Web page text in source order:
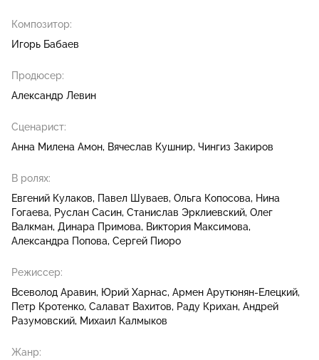
Композитор:
Игорь Бабаев
Продюсер:
Александр Левин
Сценарист:
Анна Милена Амон Вячеслав Кушнир Чингиз Закиров
В ролях:
Евгений Кулаков
Павел Шуваев Ольга Копосова Нина
Гогаева Руслан Сасин Станислав Эрклиевский Олег
Валкман Динара Примова Виктория Максимова
Александра Попова Сергей Пиоро
Режиссер:
Всеволод Аравин Юрий Харнас Армен Арутюнян-Елецкий
Петр Кротенко Салават Вахитов Раду Крихан Андрей
Разумовский Михаил Калмыков
Жанр: